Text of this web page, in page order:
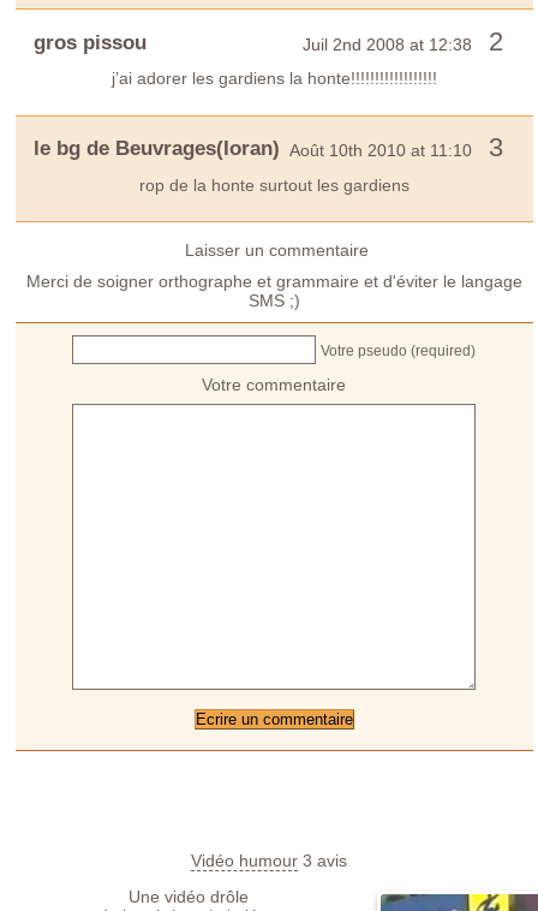
gros pissou Juil 2nd 2008 at 12:38 2
j’ai adorer les gardiens la honte!!!!!!!!!!!!!!!!!!
le bg de Beuvrages(Ioran) Août 10th 2010 at 11:10 3
rop de la honte surtout les gardiens
Laisser un commentaire
Merci de soigner orthographe et grammaire et d'éviter le langage
SMS ;)
Votre pseudo (required)
Votre commentaire
Vidéo humour 3 avis
Une vidéo drôle